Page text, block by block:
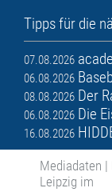
Tipps für die
07.08.2026
06.08.2026
08.08.2026 Der
06.08.2026 Die
16.08.2026
Mediadaten |
Leipzig im